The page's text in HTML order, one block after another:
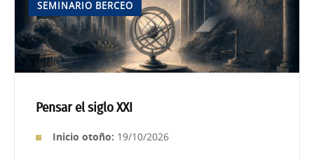
SEMINARIO BERCEO
Pensar el siglo XXI
Inicio otoño: 19/10/2026